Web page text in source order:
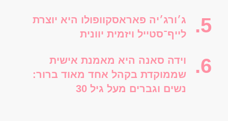
ג׳ורג׳יה פאראסקוופולו היא יוצרת
לייף־סטייל ויזמית יוונית
וידה סאנה היא מאמנת אישית
שממוקדת בקהל אחד מאוד ברור:
נשים וגברים מעל גיל 30